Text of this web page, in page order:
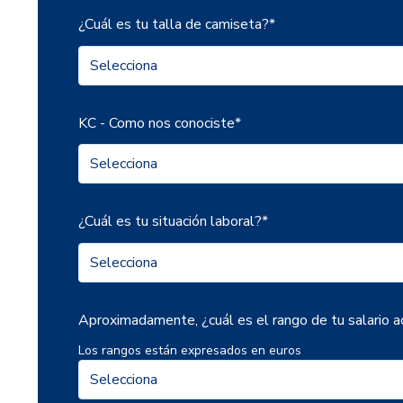
¿Cuál es tu talla de camiseta?*
KC - Como nos conociste*
¿Cuál es tu situación laboral?*
Aproximadamente, ¿cuál es el rango de tu salario
Los rangos están expresados en euros